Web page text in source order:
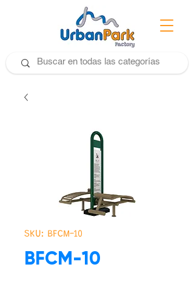
SKU: BFCM-10
BFCM-10